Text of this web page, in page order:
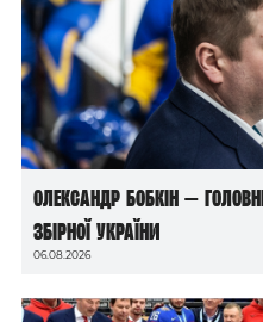
Олександр Бобкін —
збірної України
06.08.2026